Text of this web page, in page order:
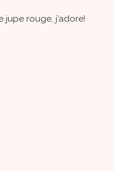
rouge, j’adore!